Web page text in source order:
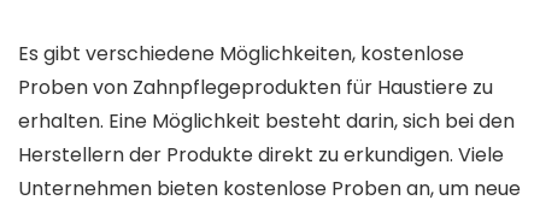
Es gibt verschiedene Möglichkeiten, kostenlose
Proben von Zahnpflegeprodukten für Haustiere zu
erhalten. Eine Möglichkeit besteht darin, sich bei den
Herstellern der Produkte direkt zu erkundigen. Viele
Unternehmen bieten kostenlose Proben an, um neue